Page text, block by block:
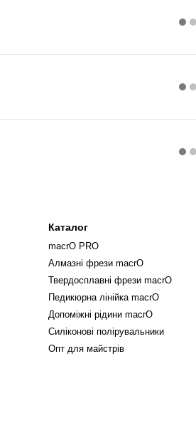
Каталог
macrO PRO
Алмазні фрези macrO
Твердосплавні фрези macrO
Педикюрна лінійка macrO
Допоміжні рідини macrO
Силіконові полірувальники
Опт для майстрів